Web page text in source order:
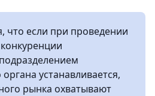
что если при проведении
устанавливается,
рынка охватывают